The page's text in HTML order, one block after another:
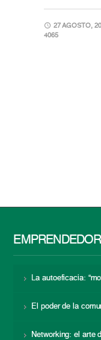
27 AGOSTO,
4065
La autoeficacia:
El poder de la
Networking: el arte